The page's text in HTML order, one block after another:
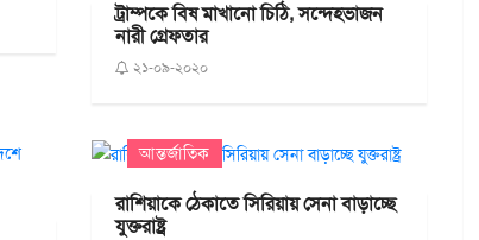
ট্রাম্পকে বিষ মাখানো চিঠি, সন্দেহভাজন
নারী গ্রেফতার
২১-০৯-২০২০
আন্তর্জাতিক
রাশিয়াকে ঠেকাতে সিরিয়ায় সেনা বাড়াচ্ছে
যুক্তরাষ্ট্র